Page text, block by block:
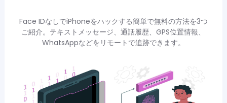
Face IDなしでiPhoneをハックする簡単で無料の方法を3つ
ご紹介。テキストメッセージ、通話履歴、GPS位置情報、
WhatsAppなどをリモートで追跡できます。